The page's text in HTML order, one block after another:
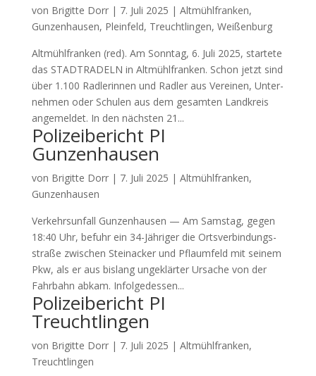
von Brigitte Dorr| 7. Juli 2025 | Altmühlfranken,
Gunzenhausen, Pleinfeld, Treuchtlingen, Weißenburg
Alt­mühl­fran­ken (red). Am Sonn­tag, 6. Juli 2025, star­te­te
das STADTRADELN in Alt­mühl­fran­ken. Schon jetzt sind
über 1.100 Rad­le­rin­nen und Rad­ler aus Ver­ei­nen, Unter­
neh­men oder Schu­len aus dem gesam­ten Land­kreis
ange­mel­det. In den nächs­ten 21...
Polizeibericht PI
Gunzenhausen
von Brigitte Dorr| 7. Juli 2025 | Altmühlfranken,
Gunzenhausen
Ver­kehrs­un­fall Gun­zen­hau­sen — Am Sams­tag, gegen
18:40 Uhr, befuhr ein 34-Jäh­ri­ger die Orts­ver­bin­dungs­
stra­ße zwi­schen Stein­acker und Pflaum­feld mit sei­nem
Pkw, als er aus bis­lang unge­klär­ter Ursa­che von der
Fahr­bahn abkam. Infol­ge­des­sen...
Polizeibericht PI
Treuchtlingen
von Brigitte Dorr| 7. Juli 2025 | Altmühlfranken,
Treuchtlingen